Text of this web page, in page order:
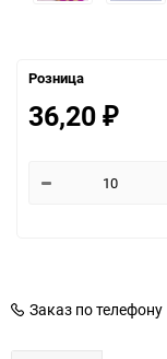
Розница
36,20 ₽
Заказ по телефону